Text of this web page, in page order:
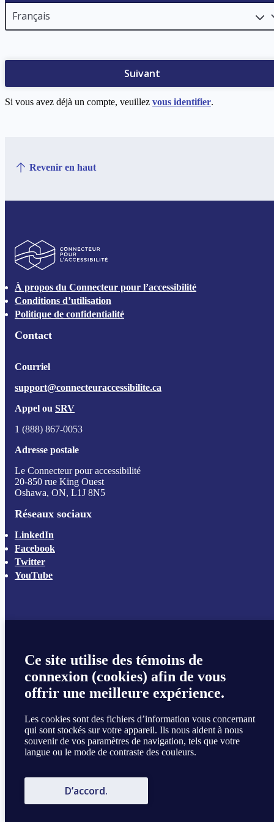
Suivant
Si vous avez déjà un compte, veuillez vous identifier.
Revenir en haut
À propos du Connecteur pour l’accessibilité
Conditions d’utilisation
Politique de confidentialité
Contact
Courriel
support@connecteuraccessibilite.ca
Appel ou SRV
1 (888) 867-0053
Adresse postale
Le Connecteur pour accessibilité
20-850 rue King Ouest
Oshawa, ON, L1J 8N5
Réseaux sociaux
LinkedIn
Facebook
Twitter
YouTube
Ce site utilise des témoins de
connexion (cookies) afin de vous
offrir une meilleure expérience.
Les cookies sont des fichiers d’information vous concernant
qui sont stockés sur votre appareil. Ils nous aident à nous
souvenir de vos paramètres de navigation, tels que votre
langue ou le mode de contraste des couleurs.
D’accord.